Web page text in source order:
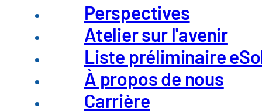
Perspectives
Atelier sur l'avenir
Liste préliminaire
À propos de nous
Carrière